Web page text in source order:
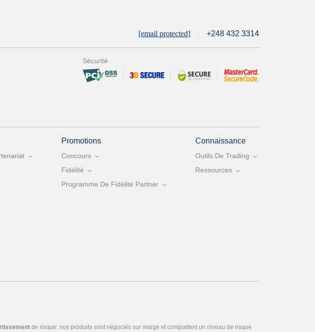
[email protected] +248 432 3314
Sécurité
Promotions
Concours
Fidélité
Programme De Fidélité Partner
Connaissance
Outils De Trading
Ressources
de risque: nos produits sont négociés sur marge et comportent un niveau de risque